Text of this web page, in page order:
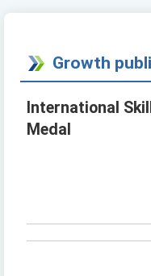
Growth
International
Medal